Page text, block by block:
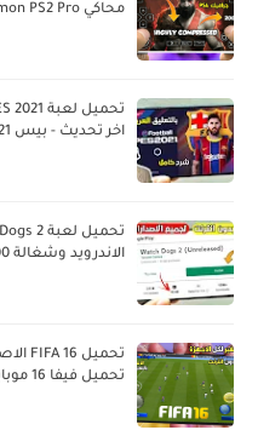
محاكي Damon PS2 Pro مع روابط التحميل
اخر تحديث - بيس 2021 موبايل
الاندرويد وشغالة 100% بحجم صغير جدا بدون انترنت
تحميل فيفا 16 موبايل